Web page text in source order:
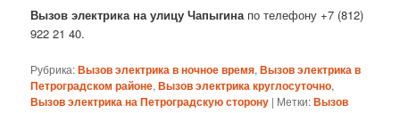
Вызов электрика на улицу Чапыгинапо телефону +7 (812)
922 21 40.
Рубрика:Вызов электрика в ночное время,Вызов электрика в
Петроградском районе,Вызов электрика круглосуточно,
Вызов электрика на Петроградскую сторону | Метки:Вызов